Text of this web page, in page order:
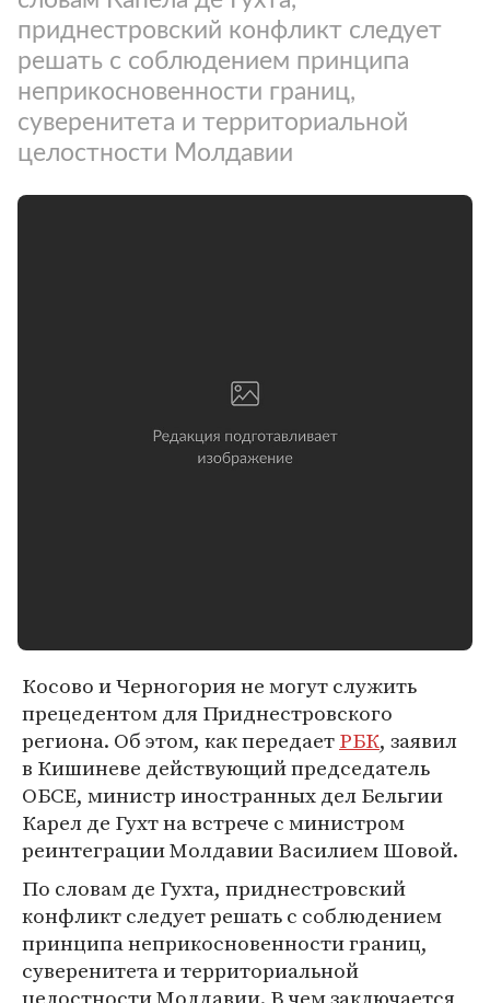
приднестровский конфликт следует
решать с соблюдением принципа
неприкосновенности границ,
суверенитета и территориальной
целостности Молдавии
Косово и Черногория не могут служить
прецедентом для Приднестровского
региона. Об этом, как передаетРБК, заявил
в Кишиневе действующий председатель
ОБСЕ, министр иностранных дел Бельгии
Карел де Гухт на встрече с министром
реинтеграции Молдавии Василием Шовой.
По словам де Гухта, приднестровский
конфликт следует решать с соблюдением
принципа неприкосновенности границ,
суверенитета и территориальной